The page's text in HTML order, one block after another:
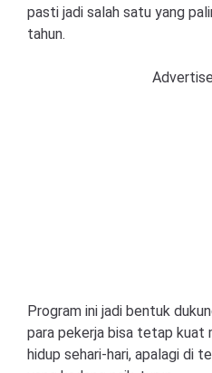
pasti jadi salah satu yang
tahun.
Program ini jadi bentuk
para pekerja bisa tetap kuat
hidup sehari-hari, apalagi di